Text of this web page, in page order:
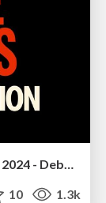
Chrome DevTools: State of the Union 2024 - Debugging React & Beyond
10 1.3k